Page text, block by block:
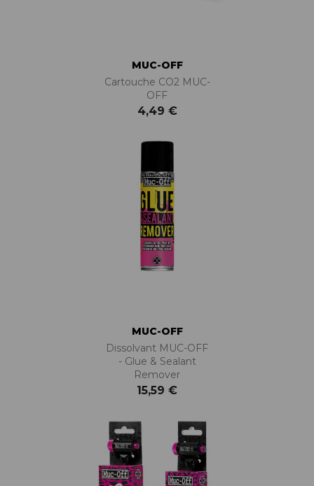
MUC-OFF
Cartouche CO2 MUC-
OFF
4,49 €
MUC-OFF
Dissolvant MUC-OFF
- Glue & Sealant
Remover
15,59 €